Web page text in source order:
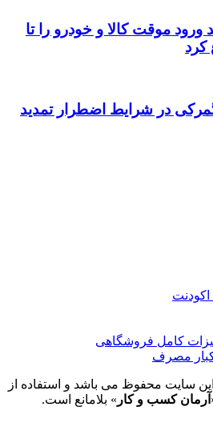
ورود موقت کالا و خودرو را تا
کرد
در شرایط اضطرار تمدید
اکودنت
کامل فروشگاهی
مصرف
سایت محفوظ می باشد و استفاده از
آرمان کسب و کار » بلامانع است.